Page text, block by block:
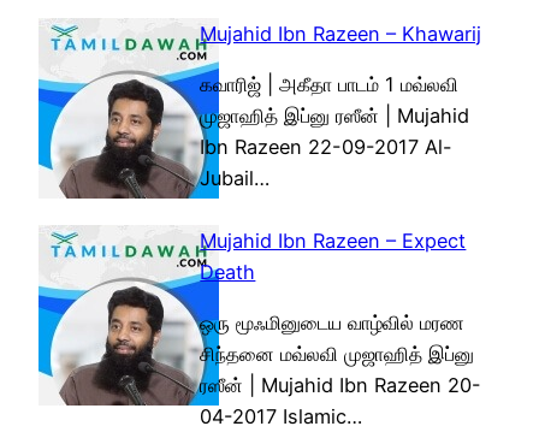
Mujahid Ibn Razeen – Khawarij
கவாரிஜ் | அகீதா பாடம் 1 மவ்லவி
முஜாஹித் இப்னு ரஸீன் | Mujahid
Ibn Razeen 22-09-2017 Al-
Jubail…
Mujahid Ibn Razeen – Expect
Death
ஒரு மூஃமினுடைய வாழ்வில் மரண
சிந்தனை மவ்லவி முஜாஹித் இப்னு
ரஸீன் | Mujahid Ibn Razeen 20-
04-2017 Islamic…